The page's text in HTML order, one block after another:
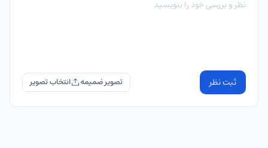
ثبت نظر تصویر ضمیمه